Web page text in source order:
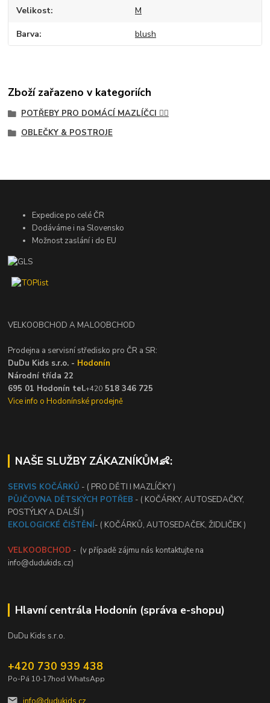
Velikost M
Barva blush
Zboží zařazeno v kategoriích
POTŘEBY PRO DOMÁCÍ MAZLÍČCI 🐕‍🦺
OBLEČKY & POSTROJE
Expedice po celé ČR
Dodáváme i na Slovensko
Možnost zaslání i do EU
VELKOOBCHOD A MALOOBCHOD
Prodejna a servisní středisko pro ČR a SR:
DuDu Kids s.r.o. - Hodonín
Národní třída 22
695 01 Hodonín tel.+420 518 346 725
Vice info o Hodonínské prodejně
NAŠE SLUŽBY ZÁKAZNÍKŮM👶:
SERVIS KOČÁRKŮ - ( PRO DĚTI I MAZLÍČKY )
PŮJČOVNA DĚTSKÝCH POTŘEB - ( KOČÁRKY, AUTOSEDAČKY,
POSTÝLKY A DALŠÍ )
EKOLOGICKÉ ČIŠTĚNÍ- ( KOČÁRKŮ, AUTOSEDAČEK, ŽIDLIČEK )
VELKOOBCHOD - (v případě zájmu nás kontaktujte na
info@dudukids.cz)
Hlavní centrála Hodonín (správa e-shopu)
DuDu Kids s.r.o.
+420 730 939 438
Po-Pá 10-17hod WhatsApp